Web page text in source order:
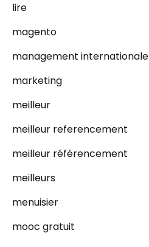
lire
magento
management internationale
marketing
meilleur
meilleur referencement
meilleur référencement
meilleurs
menuisier
mooc gratuit